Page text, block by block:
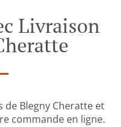
Livraison
de Blegny Cheratte et
commande en ligne.